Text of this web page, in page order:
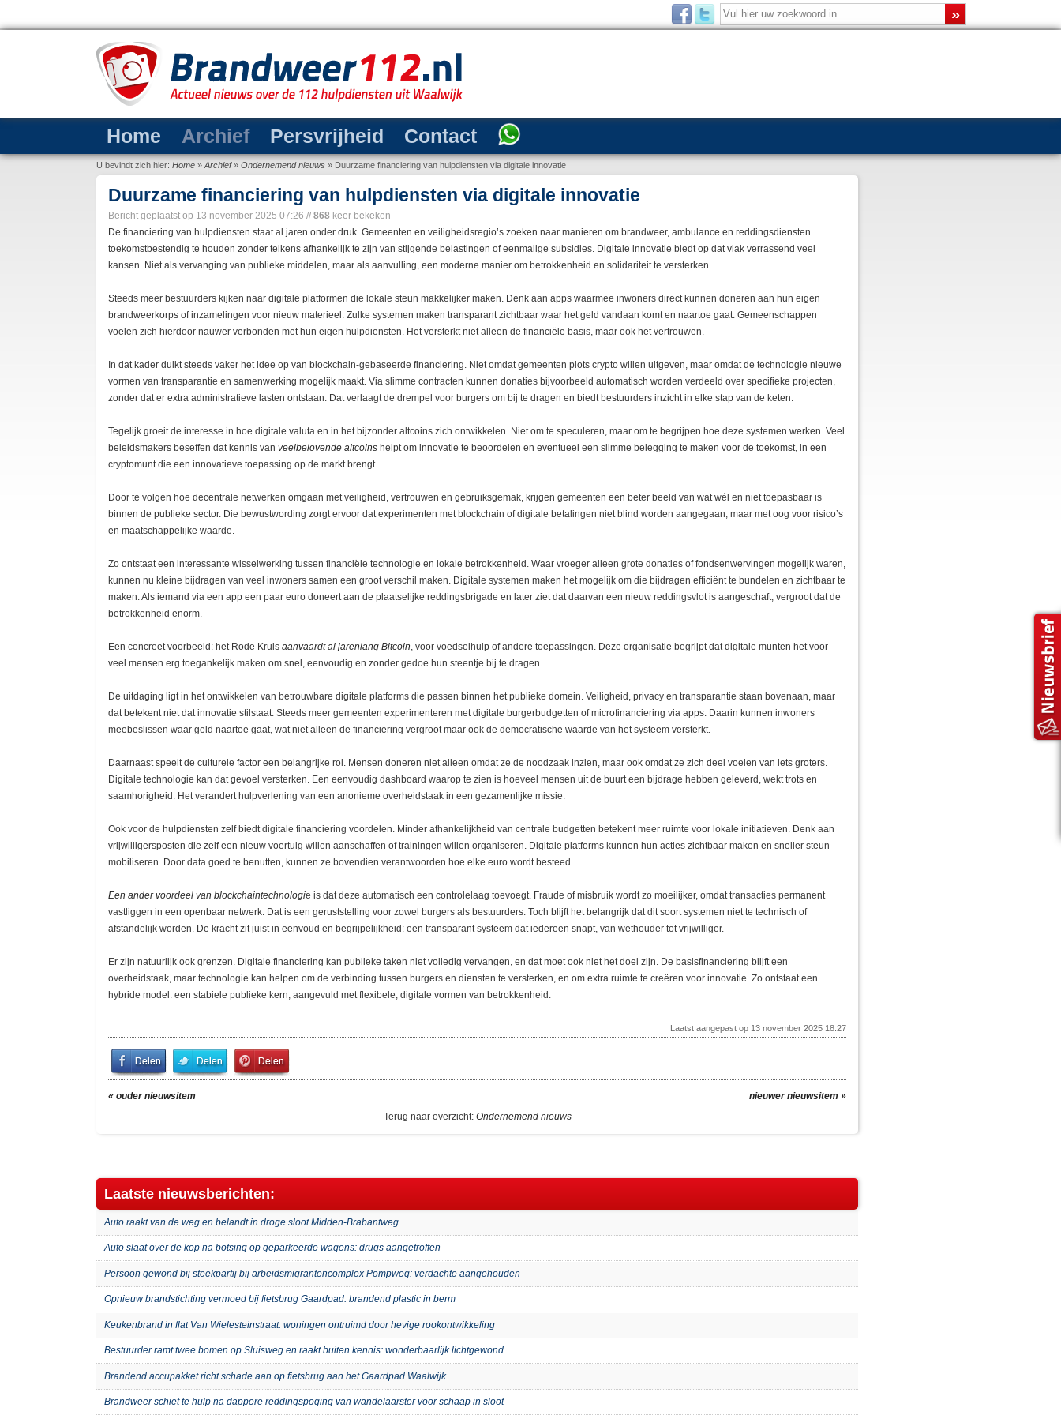
Home Archief Persvrijheid Contact
U bevindt zich hier: Home » Archief» Ondernemend nieuws » Duurzame financiering van hulpdiensten via digitale innovatie
Duurzame financiering van hulpdiensten via digitale innovatie
Bericht geplaatst op 13 november 2025 07:26 // 868 keer bekeken
De financiering van hulpdiensten staat al jaren onder druk. Gemeenten en veiligheidsregio’s zoeken naar manieren om brandweer, ambulance en reddingsdiensten
toekomstbestendig te houden zonder telkens afhankelijk te zijn van stijgende belastingen of eenmalige subsidies. Digitale innovatie biedt op dat vlak verrassend veel
kansen. Niet als vervanging van publieke middelen, maar als aanvulling, een moderne manier om betrokkenheid en solidariteit te versterken.
Steeds meer bestuurders kijken naar digitale platformen die lokale steun makkelijker maken. Denk aan apps waarmee inwoners direct kunnen doneren aan hun eigen
brandweerkorps of inzamelingen voor nieuw materieel. Zulke systemen maken transparant zichtbaar waar het geld vandaan komt en naartoe gaat. Gemeenschappen
voelen zich hierdoor nauwer verbonden met hun eigen hulpdiensten. Het versterkt niet alleen de financiële basis, maar ook het vertrouwen.
In dat kader duikt steeds vaker het idee op van blockchain-gebaseerde financiering. Niet omdat gemeenten plots crypto willen uitgeven, maar omdat de technologie nieuwe
vormen van transparantie en samenwerking mogelijk maakt. Via slimme contracten kunnen donaties bijvoorbeeld automatisch worden verdeeld over specifieke projecten,
zonder dat er extra administratieve lasten ontstaan. Dat verlaagt de drempel voor burgers om bij te dragen en biedt bestuurders inzicht in elke stap van de keten.
Tegelijk groeit de interesse in hoe digitale valuta en in het bijzonder altcoins zich ontwikkelen. Niet om te speculeren, maar om te begrijpen hoe deze systemen werken. Veel
beleidsmakers beseffen dat kennis van veelbelovende altcoins helpt om innovatie te beoordelen en eventueel een slimme belegging te maken voor de toekomst, in een
cryptomunt die een innovatieve toepassing op de markt brengt.
Door te volgen hoe decentrale netwerken omgaan met veiligheid, vertrouwen en gebruiksgemak, krijgen gemeenten een beter beeld van wat wél en niet toepasbaar is
binnen de publieke sector. Die bewustwording zorgt ervoor dat experimenten met blockchain of digitale betalingen niet blind worden aangegaan, maar met oog voor risico’s
en maatschappelijke waarde.
Zo ontstaat een interessante wisselwerking tussen financiële technologie en lokale betrokkenheid. Waar vroeger alleen grote donaties of fondsenwervingen mogelijk waren,
kunnen nu kleine bijdragen van veel inwoners samen een groot verschil maken. Digitale systemen maken het mogelijk om die bijdragen efficiënt te bundelen en zichtbaar te
maken. Als iemand via een app een paar euro doneert aan de plaatselijke reddingsbrigade en later ziet dat daarvan een nieuw reddingsvlot is aangeschaft, vergroot dat de
betrokkenheid enorm.
Een concreet voorbeeld: het Rode Kruis aanvaardt al jarenlang Bitcoin, voor voedselhulp of andere toepassingen. Deze organisatie begrijpt dat digitale munten het voor
veel mensen erg toegankelijk maken om snel, eenvoudig en zonder gedoe hun steentje bij te dragen.
De uitdaging ligt in het ontwikkelen van betrouwbare digitale platforms die passen binnen het publieke domein. Veiligheid, privacy en transparantie staan bovenaan, maar
dat betekent niet dat innovatie stilstaat. Steeds meer gemeenten experimenteren met digitale burgerbudgetten of microfinanciering via apps. Daarin kunnen inwoners
meebeslissen waar geld naartoe gaat, wat niet alleen de financiering vergroot maar ook de democratische waarde van het systeem versterkt.
Daarnaast speelt de culturele factor een belangrijke rol. Mensen doneren niet alleen omdat ze de noodzaak inzien, maar ook omdat ze zich deel voelen van iets groters.
Digitale technologie kan dat gevoel versterken. Een eenvoudig dashboard waarop te zien is hoeveel mensen uit de buurt een bijdrage hebben geleverd, wekt trots en
saamhorigheid. Het verandert hulpverlening van een anonieme overheidstaak in een gezamenlijke missie.
Ook voor de hulpdiensten zelf biedt digitale financiering voordelen. Minder afhankelijkheid van centrale budgetten betekent meer ruimte voor lokale initiatieven. Denk aan
vrijwilligersposten die zelf een nieuw voertuig willen aanschaffen of trainingen willen organiseren. Digitale platforms kunnen hun acties zichtbaar maken en sneller steun
mobiliseren. Door data goed te benutten, kunnen ze bovendien verantwoorden hoe elke euro wordt besteed.
Een ander voordeel van blockchaintechnologie is dat deze automatisch een controlelaag toevoegt. Fraude of misbruik wordt zo moeilijker, omdat transacties permanent
vastliggen in een openbaar netwerk. Dat is een geruststelling voor zowel burgers als bestuurders. Toch blijft het belangrijk dat dit soort systemen niet te technisch of
afstandelijk worden. De kracht zit juist in eenvoud en begrijpelijkheid: een transparant systeem dat iedereen snapt, van wethouder tot vrijwilliger.
Er zijn natuurlijk ook grenzen. Digitale financiering kan publieke taken niet volledig vervangen, en dat moet ook niet het doel zijn. De basisfinanciering blijft een
overheidstaak, maar technologie kan helpen om de verbinding tussen burgers en diensten te versterken, en om extra ruimte te creëren voor innovatie. Zo ontstaat een
hybride model: een stabiele publieke kern, aangevuld met flexibele, digitale vormen van betrokkenheid.
Laatst aangepast op 13 november 2025 18:27
Share
on
Share
on
Pin
It!
« ouder nieuwsitem
nieuwer nieuwsitem »
Terug naar overzicht: Ondernemend nieuws
Laatste nieuwsberichten:
Auto raakt van de weg en belandt in droge sloot Midden-Brabantweg
Auto slaat over de kop na botsing op geparkeerde wagens: drugs aangetroffen
Persoon gewond bij steekpartij bij arbeidsmigrantencomplex Pompweg: verdachte aangehouden
Opnieuw brandstichting vermoed bij fietsbrug Gaardpad: brandend plastic in berm
Keukenbrand in flat Van Wielesteinstraat: woningen ontruimd door hevige rookontwikkeling
Bestuurder ramt twee bomen op Sluisweg en raakt buiten kennis: wonderbaarlijk lichtgewond
Brandend accupakket richt schade aan op fietsbrug aan het Gaardpad Waalwijk
Brandweer schiet te hulp na dappere reddingspoging van wandelaarster voor schaap in sloot